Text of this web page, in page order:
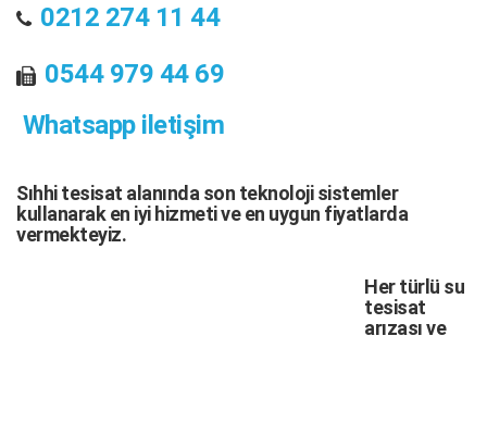
0212 274 11 44
0544 979 44 69
Whatsapp iletişim
Sıhhi tesisat alanında son teknoloji sistemler
kullanarak en iyi hizmeti ve en uygun fiyatlarda
vermekteyiz.
Her türlü su
tesisat
arızasıve